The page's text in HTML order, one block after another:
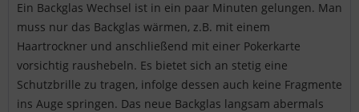
Ein Backglas Wechsel ist in ein paar Minuten gelungen. Man
muss nur das Backglas wärmen, z.B. mit einem
Haartrockner und anschließend mit einer Pokerkarte
vorsichtig raushebeln. Es bietet sich an stetig eine
Schutzbrille zu tragen, infolge dessen auch keine Fragmente
ins Auge springen. Das neue Backglas langsam abermals